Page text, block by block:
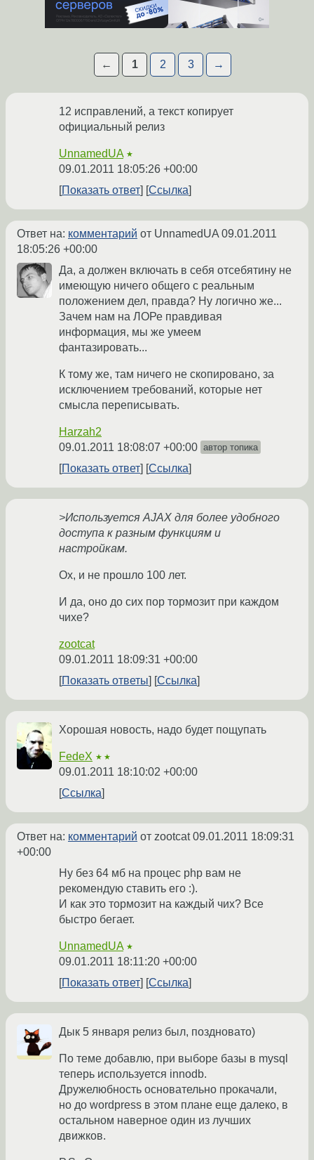
← 1 2 3 →
12 исправлений, а текст копирует
официальный релиз
UnnamedUA ★
09.01.2011 18:05:26 +00:00
Показать ответ
Ссылка
Ответ на: комментарий от UnnamedUA09.01.2011
18:05:26 +00:00
Да, а должен включать в себя отсебятину не
имеющую ничего общего с реальным
положением дел, правда? Ну логично же...
Зачем нам на ЛОРе правдивая
информация, мы же умеем
фантазировать...
К тому же, там ничего не скопировано, за
исключением требований, которые нет
смысла переписывать.
Harzah2
09.01.2011 18:08:07 +00:00 автор топика
Показать ответ Ссылка
>Используется AJAX для более удобного
доступа к разным функциям и
настройкам.
Ох, и не прошло 100 лет.
И да, оно до сих пор тормозит при каждом
чихе?
zootcat
09.01.2011 18:09:31 +00:00
Показать ответы
Ссылка
Хорошая новость, надо будет пощупать
FedeX ★★
09.01.2011 18:10:02 +00:00
Ссылка
Ответ на: комментарий от zootcat09.01.2011 18:09:31
+00:00
Ну без 64 мб на процес php вам не
рекомендую ставить его :).
И как это тормозит на каждый чих? Все
быстро бегает.
UnnamedUA ★
09.01.2011 18:11:20 +00:00
Показать ответ
Ссылка
Дык 5 января релиз был, поздновато)
По теме добавлю, при выборе базы в mysql
теперь используется innodb.
Дружелюбность основательно прокачали,
но до wordpress в этом плане еще далеко, в
остальном наверное один из лучших
движков.